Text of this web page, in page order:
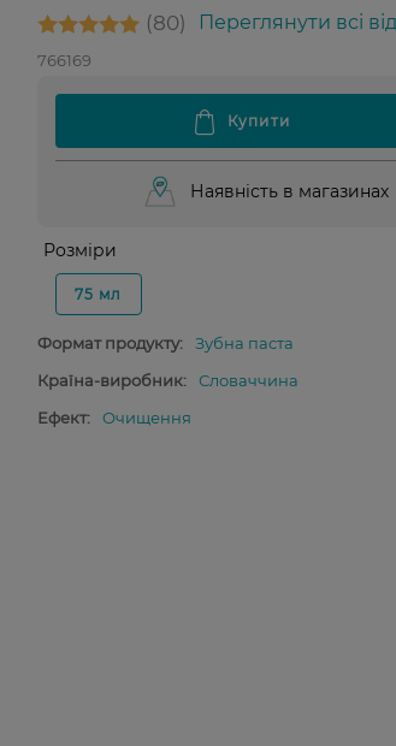
80 Переглянути всі
766169
Наявність в магазинах
Розміри
75 мл
Формат продукту:
Зубна паста
Країна-виробник:
Словаччина
Ефект:
Очищення